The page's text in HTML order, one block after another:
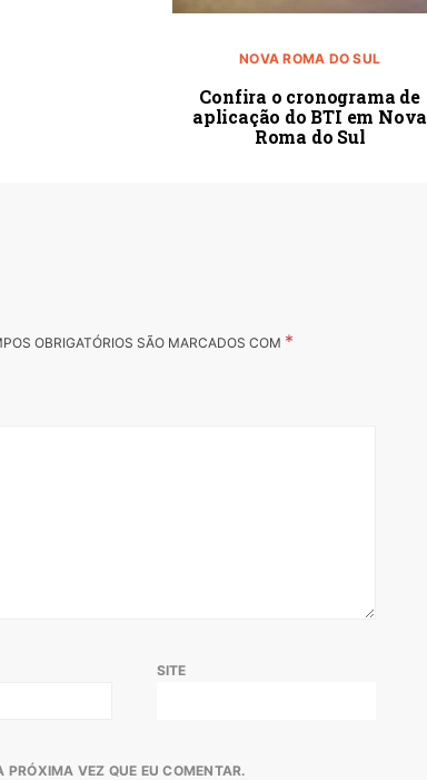
NOVA ROMA DO SUL
Confira o cronograma de
aplicação do BTI em Nova
Roma do Sul
OBRIGATÓRIOS SÃO MARCADOS COM *
SITE
VEZ QUE EU COMENTAR.